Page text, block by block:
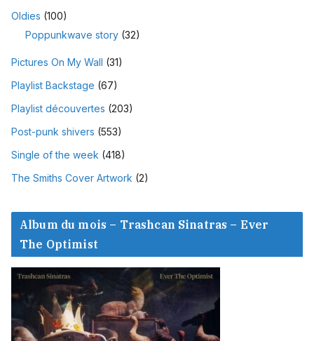
Oldies (100)
Poppunkwave story (32)
Pictures On My Wall (31)
Playlist Backstage (67)
Playlist découvertes (203)
Post-punk shivers (553)
Single of the week (418)
The Smiths Cover Artwork (2)
Album du mois – Trashcan Sinatras – Ever
The Optimist